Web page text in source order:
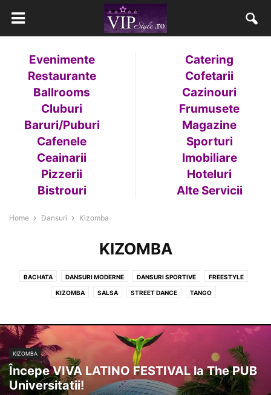
Evenimente
Restaurante
Ballrooms
Cluburi
Baruri/Puburi
Cafenele
Ceainarii
Pizzerii
Bistrouri
Catering
Cofetarii
Cazinouri
Frumusete
Magazine
Sporturi
Imobiliare
Hoteluri
Alte Servicii
Home Dansuri Kizomba
KIZOMBA
BACHATA DANSURI MODERNE DANSURI SPORTIVE FREESTYLE
KIZOMBA SALSA STREET DANCE TANGO
KIZOMBA
Începe VIVA LATINO FESTIVAL la The PUB
Universitatii!